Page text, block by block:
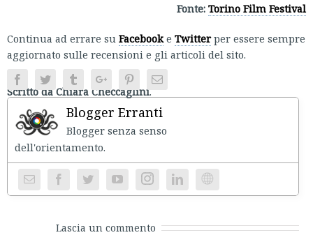
Fonte: Torino Film Festival
Continua ad errare su Facebooke Twitterper essere sempre
aggiornato sulle recensioni e gli articoli del sito.
Scritto da Chiara Checcaglini.
FacebookTwitter TumblrGoogle+PinterestEmail
Blogger Erranti
Blogger senza senso
Instagram Website
Lascia un commento